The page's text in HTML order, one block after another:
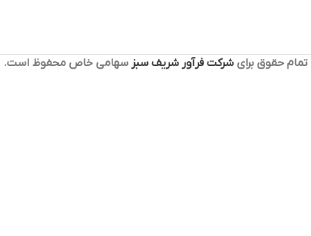
تمام حقوق برای شرکت فرآور شریف سبز سهامی خاص محفوظ است.